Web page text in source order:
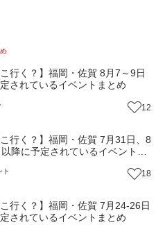
こ行く？】福岡・佐賀 8月7～9日
されているイベントまとめ
12
こ行く？】福岡・佐賀 7月31日、8
降に予定されているイベントま
ト
18
こ行く？】福岡・佐賀 7月24-26日
されているイベントまとめ